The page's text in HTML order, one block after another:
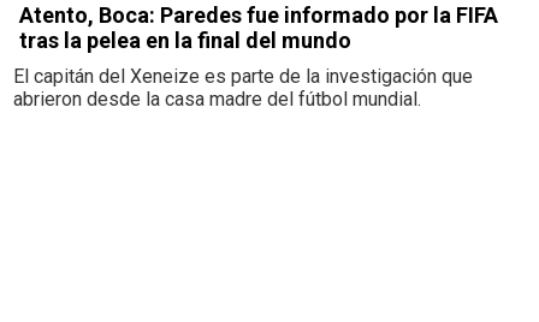
Atento, Boca: Paredes fue informado por la FIFA
tras la pelea en la final del mundo
El capitán del Xeneize es parte de la investigación que
abrieron desde la casa madre del fútbol mundial.